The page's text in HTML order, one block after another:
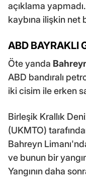
açıklama
kaybına ilişkin net
ABD BAYRAKLI
Öte yanda
ABD bandıralı
iki cisim ile erken
Birleşik Krallık
(UKMTO)
Bahreyn
ve bunun bir
Yangının daha